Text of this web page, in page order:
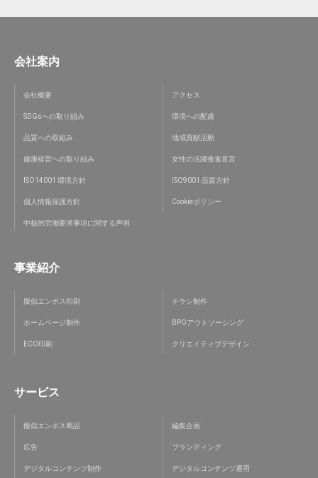
会社案内
会社概要 アクセス
SDGsへの取り組み 環境への配慮
品質への取組み 地域貢献活動
健康経営への取り組み 女性の活躍推進宣言
ISO14001 環境方針 ISO9001 品質方針
個人情報保護方針 Cookieポリシー
中核的労働要求事項に関する声明
事業紹介
擬似エンボス印刷 チラシ制作
ホームページ制作 BPOアウトソーシング
ECO印刷 クリエイティブデザイン
サービス
擬似エンボス商品 編集企画
広告 ブランディング
デジタルコンテンツ制作 デジタルコンテンツ運用